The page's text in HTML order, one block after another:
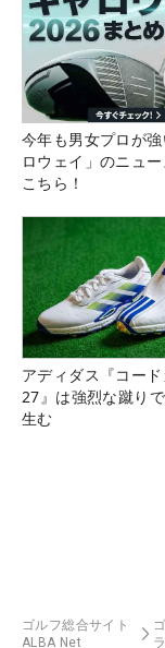
今年も男女プロが
ロウェイ」のニュ
こちら！
アディダス『コード
27』は強烈な蹴り
生む
ゴルフ総合サイト
ALBA Net